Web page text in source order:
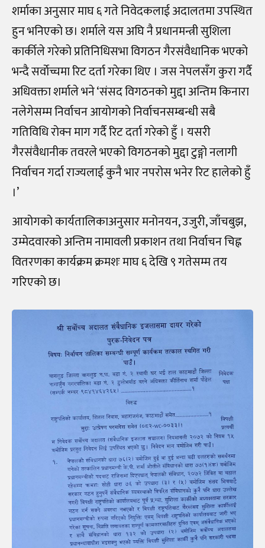
शर्माका अनुसार माघ ६ गते निवेदकलाई अदालतमा उपस्थित
हुन भनिएकाे छ। शर्माले यस अघि नै प्रधानमन्त्री सुशिला
कार्कीले गरेकाे प्रतिनिधिसभा विगठन गैरसंवैधानिक भएकाे
भन्दै सर्वाेच्चमा रिट दर्ता गरेका थिए । जस नेपलसँग कुरा गर्दै
अधिवक्ता शर्माले भने ‘संसद विगठनको मुद्दा अन्तिम किनारा
नलेगेसम्म निर्वाचन आयोगकाे निर्वाचनसम्बन्धी सबै
गतिविधि रोक्न माग गर्दै रिट दर्ता गरेको हुँ । यसरी
गैरसंवैधानीक तवरले भएको विगठनको मुद्दा टुङ्गो नलागी
निर्वाचन गर्दा राज्यलाई कुनै भार नपरोस भनेर रिट हालेको हुँ
।’
आयोगको कार्यतालिकाअनुसार मनोनयन, उजुरी, जाँचबुझ,
उम्मेदवारको अन्तिम नामावली प्रकाशन तथा निर्वाचन चिह्न
वितरणका कार्यक्रम क्रमशः माघ ६ देखि ९ गतेसम्म तय
गरिएको छ।